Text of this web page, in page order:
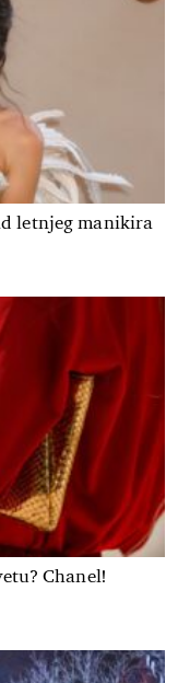
letnjeg manikira
Chanel!